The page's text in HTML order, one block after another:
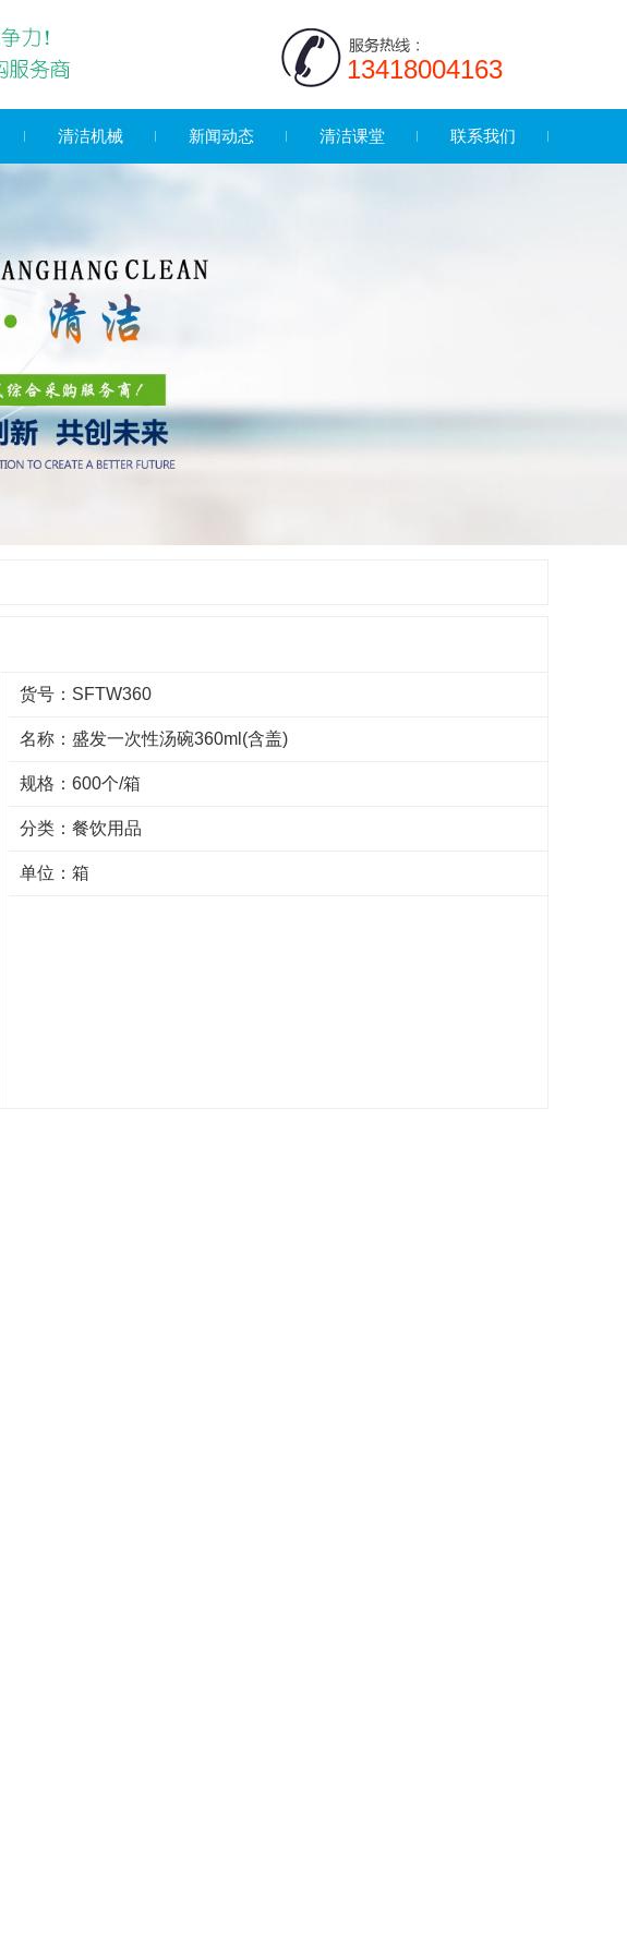
13418004163
清洁机械 新闻动态 清洁课堂 联系我们
货号：SFTW360
名称：盛发一次性汤碗360ml(含盖)
规格：600个/箱
分类：餐饮用品
单位：箱